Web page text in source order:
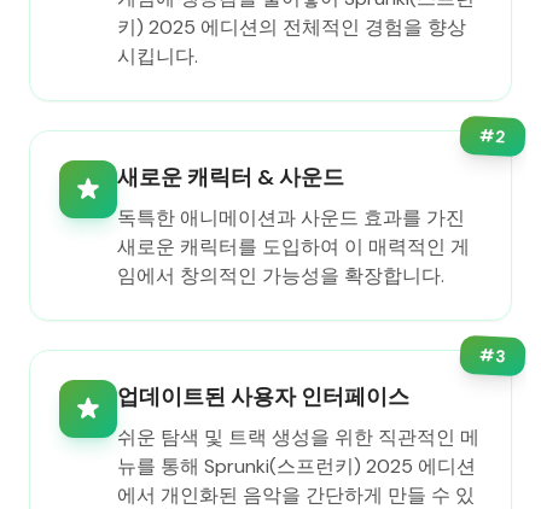
키) 2025 에디션의 전체적인 경험을 향상
시킵니다.
#2
새로운 캐릭터 & 사운드
독특한 애니메이션과 사운드 효과를 가진
새로운 캐릭터를 도입하여 이 매력적인 게
임에서 창의적인 가능성을 확장합니다.
#3
업데이트된 사용자 인터페이스
쉬운 탐색 및 트랙 생성을 위한 직관적인 메
뉴를 통해 Sprunki(스프런키) 2025 에디션
에서 개인화된 음악을 간단하게 만들 수 있